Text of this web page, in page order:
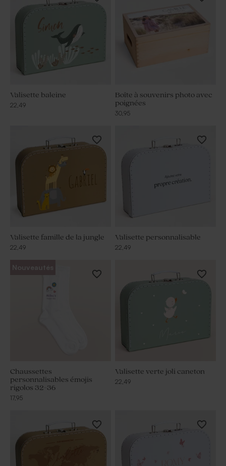
Valisette baleine
22,49
Boîte à souvenirs photo avec
poignées
30,95
Valisette famille de la jungle
22,49
Valisette personnalisable
22,49
Nouveautés
Chaussettes
personnalisables émojis
rigolos 32-36
17,95
Valisette verte joli caneton
22,49